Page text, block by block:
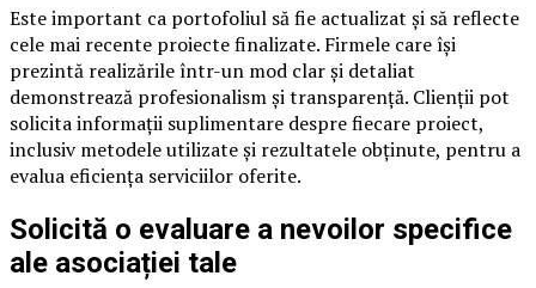
Este important ca portofoliul să fie actualizat și să reflecte
cele mai recente proiecte finalizate. Firmele care își
prezintă realizările într-un mod clar și detaliat
demonstrează profesionalism și transparență. Clienții pot
solicita informații suplimentare despre fiecare proiect,
inclusiv metodele utilizate și rezultatele obținute, pentru a
evalua eficiența serviciilor oferite.
Solicită o evaluare a nevoilor specifice
ale asociației tale